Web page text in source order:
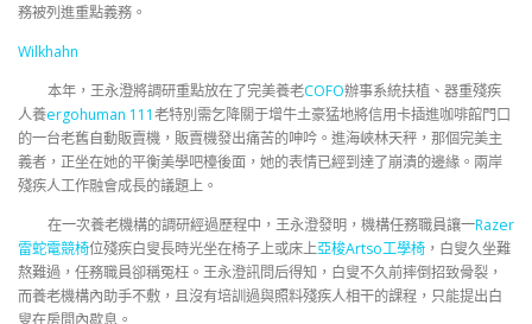
務被列進重點義務。
Wilkhahn
本年，王永澄將調研重點放在了完美養老COFO辦事系統扶植、器重殘疾
人養ergohuman 111老特別需乞降關于增牛土豪猛地將信用卡插進咖啡館門口
的一台老舊自動販賣機，販賣機發出痛苦的呻吟。進海峽林天秤，那個完美主
義者，正坐在她的平衡美學吧檯後面，她的表情已經到達了崩潰的邊緣。兩岸
殘疾人工作融會成長的議題上。
在一次養老機構的調研經過歷程中，王永澄發明，機構任務職員讓一Razer
雷蛇電競椅位殘疾白叟長時光坐在椅子上或床上亞梭Artso工學椅 ，白叟久坐難
熬難過，任務職員卻稱冤枉。王永澄訊問后得知，白叟不久前摔倒招致骨裂，
而養老機構內助手不敷，且沒有培訓過與照料殘疾人相干的課程，只能提出白